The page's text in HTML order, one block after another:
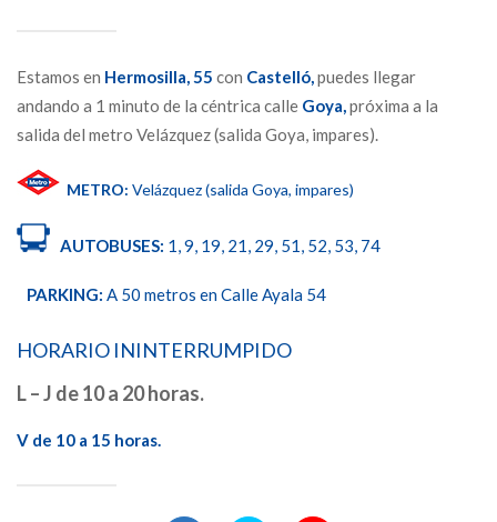
Estamos en Hermosilla,55 con Castelló,puedes llegar
andando a 1 minuto de la céntrica calle Goya,próxima a la
salida del metro Velázquez (salida Goya, impares).
METRO: Velázquez (salida Goya, impares)
AUTOBUSES: 1, 9, 19, 21, 29, 51, 52, 53, 74
PARKING: A 50 metros en Calle Ayala 54
HORARIO ININTERRUMPIDO
L – J de 10 a 20 horas.
V de 10 a 15 horas.